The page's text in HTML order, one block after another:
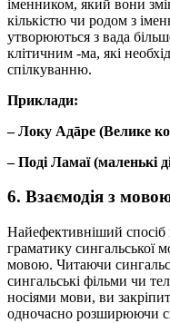
іменником, який вони
кількістю чи родом з
утворюються з вада
клітичним -ма, які
спілкуванню.
Приклади:
– Локу Адāре (Велике
– Поді Ламаї (маленькі
6. Взаємодія з
Найефективніший спосіб
граматику сингальської
мовою. Читаючи
сингальські фільми чи
носіями мови, ви
одночасно розширюючи